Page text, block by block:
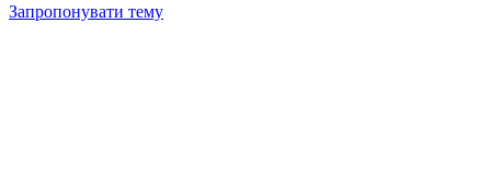
Запропонувати тему